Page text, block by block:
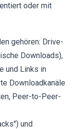
oder mit
gehören: Drive-
Downloads),
und Links in
Downloadkanäle
Peer-to-Peer-
und